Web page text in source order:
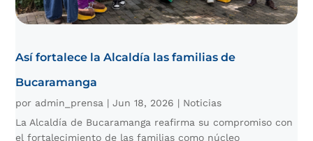
Así fortalece la Alcaldía las familias de
Bucaramanga
por admin_prensa |Jun 18, 2026 | Noticias
La Alcaldía de Bucaramanga reafirma su compromiso con
el fortalecimiento de las familias como núcleo